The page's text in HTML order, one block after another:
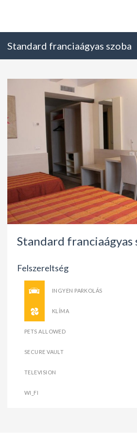
Standard franciaágyas szoba
Standard franciaágyas
Felszereltség
INGYEN PARKOLÁS
KLÍMA
PETS ALLOWED
SECURE VAULT
TELEVISION
WI_FI